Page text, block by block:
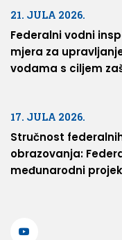
21. JULA 2026.
Federalni vodni
mjera za
vodama s ciljem
17. JULA 2026.
Stručnost
obrazovanja:
međunarodni